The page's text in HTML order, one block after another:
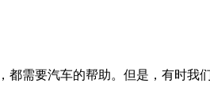
需要汽车的帮助。但是，有时我